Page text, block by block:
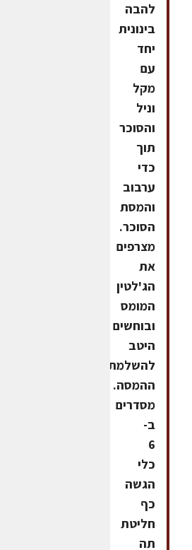
להבה
בינונית
יחד
עם
מקל
וניל
והסוכר
תוך
כדי
ערבוב
והמסת
הסוכר.
מצרפים
את
הג'לטין
המומס
ובוחשים
היטב
להשלמת
ההמסה.
מסדרים
ב-
6
כלי
הגשה
כף
חליטת
תה